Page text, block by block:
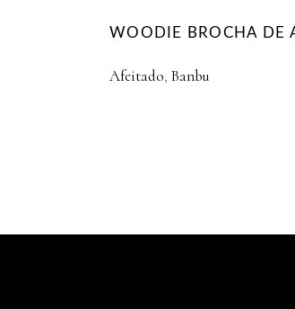
WOODIE BROCHA DE
Afeitado, Banbu